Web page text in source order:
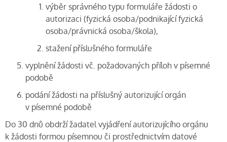
výběr správného typu formuláře žádosti o
autorizaci (fyzická osoba/podnikající fyzická
osoba/právnická osoba/škola),
stažení příslušného formuláře
vyplnění žádosti vč. požadovaných příloh v písemné
podobě
podání žádosti na příslušný autorizující orgán
v písemné podobě
Do 30 dnů obdrží žadatel vyjádření autorizujícího orgánu
k žádosti formou písemnou či prostřednictvím datové